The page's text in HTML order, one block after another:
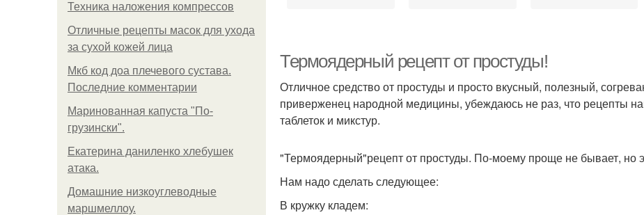
Техника наложения компрессов
Отличные рецепты масок для ухода
за сухой кожей лица
Мкб код доа плечевого сустава.
Последние комментарии
Маринованная капуста "По-
грузински".
Екатерина даниленко хлебушек
атака.
Домашние низкоуглеводные
маршмеллоу.
Термоядерный рецепт от простуды!
Отличное средство от простуды и просто вкусный, полезный,
приверженец народной медицины, убеждаюсь не раз, что рецепты
таблеток и микстур.
"Термоядерный"рецепт от простуды. По-моему проще не бывает, но
Нам надо сделать следующее:
В кружку кладем: